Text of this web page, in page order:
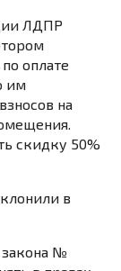
ЛДПР
оплате
им
на
скидку 50%
в
закона №